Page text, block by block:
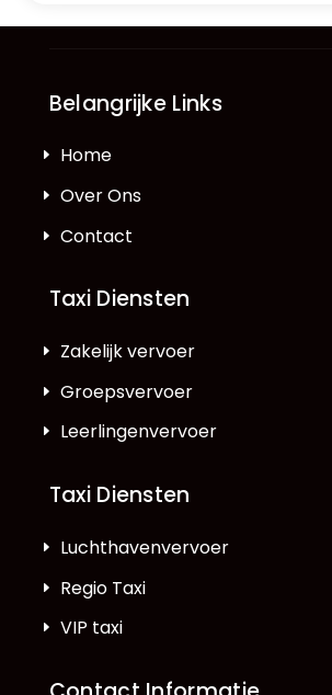
Belangrijke Links
Home
Over Ons
Contact
Taxi Diensten
Zakelijk vervoer
Groepsvervoer
Leerlingenvervoer
Taxi Diensten
Luchthavenvervoer
Regio Taxi
VIP taxi